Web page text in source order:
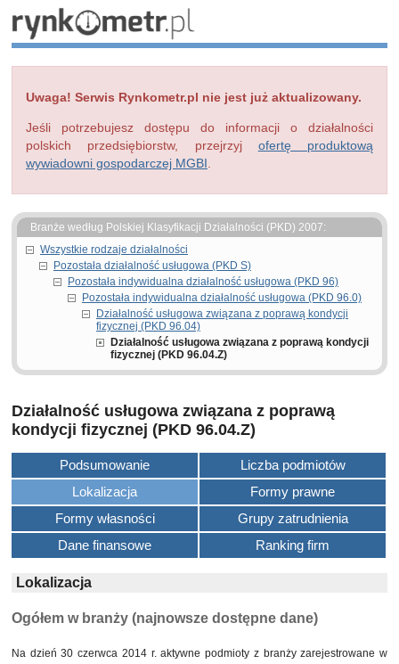
Uwaga! Serwis Rynkometr.pl nie jest już aktualizowany.
Jeśli potrzebujesz dostępu do informacji o działalności
polskich przedsiębiorstw, przejrzyj ofertę produktową
wywiadowni gospodarczej MGBI
Branże według Polskiej Klasyfikacji Działalności (PKD) 2007:
Wszystkie rodzaje działalności
Pozostała działalność usługowa (PKD S)
Pozostała indywidualna działalność usługowa (PKD 96)
Pozostała indywidualna działalność usługowa (PKD 96.0)
Działalność usługowa związana z poprawą kondycji
fizycznej (PKD 96.04)
Działalność usługowa związana z poprawą kondycji
fizycznej (PKD 96.04.Z)
Działalność usługowa związana z poprawą
kondycji fizycznej (PKD 96.04.Z)
Podsumowanie
Liczba podmiotów
Lokalizacja
Formy prawne
Formy własności
Grupy zatrudnienia
Dane finansowe
Ranking firm
Lokalizacja
Ogółem w branży (najnowsze dostępne dane)
Na dzień 30 czerwca 2014 r. aktywne podmioty z branży zarejestrowane w